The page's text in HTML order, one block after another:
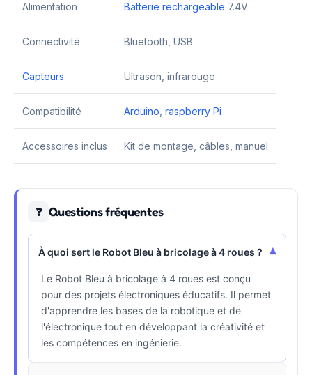
Alimentation Batterie rechargeable 7.4V
Connectivité Bluetooth, USB
Capteurs Ultrason, infrarouge
Compatibilité Arduino raspberry Pi
Accessoires inclus Kit de montage, câbles, manuel
❓ Questions fréquentes
À quoi sert le Robot Bleu à bricolage à 4 roues ? ▾
Le Robot Bleu à bricolage à 4 roues est conçu
pour des projets électroniques éducatifs. Il permet
d'apprendre les bases de la robotique et de
l'électronique tout en développant la créativité et
les compétences en ingénierie.